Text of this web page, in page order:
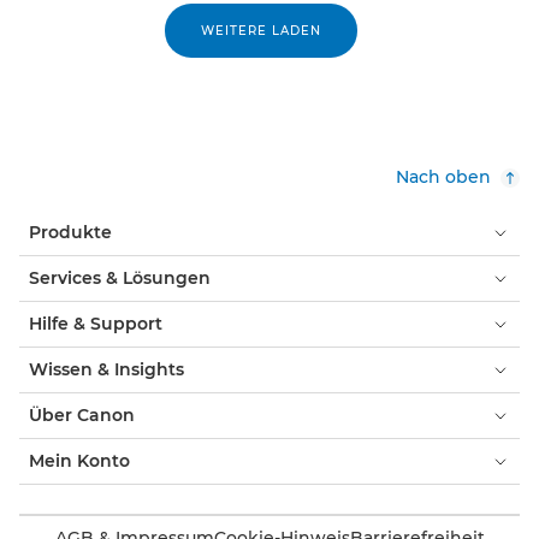
WEITERE LADEN
Nach oben
Produkte
Services & Lösungen
Hilfe & Support
Wissen & Insights
Über Canon
Mein Konto